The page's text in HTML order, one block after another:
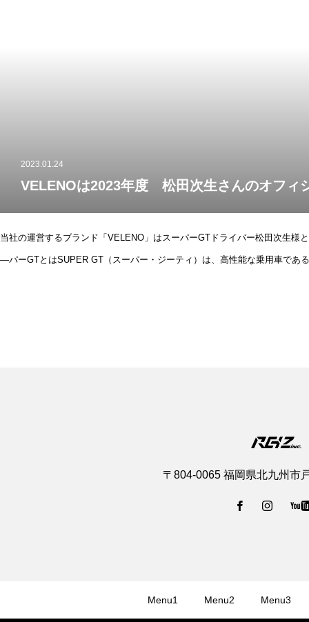
2023.01.24
VELENOは2023年度 松田次生さんのオフィ
当社の運営するブランド「VELENO」はスーパーGTドライバー松田次生様
―パーGTとはSUPER GT（スーパー・ジーティ）は、高性能な乗用車であ
〒804-0065 福岡県北九州市
Menu1 Menu2 Menu3